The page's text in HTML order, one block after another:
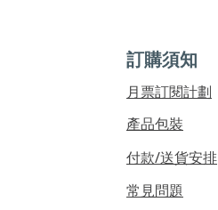
訂購須知
​月票訂閱計劃
產品包裝
常見問題
付款/送貨安排